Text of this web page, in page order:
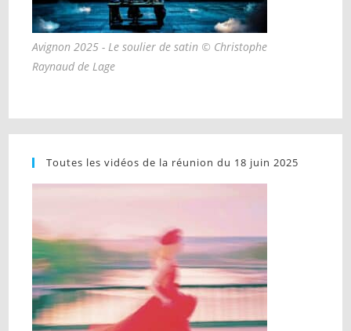
Avignon 2025 - Le soulier de satin © Christophe
Raynaud de Lage
Toutes les vidéos de la réunion du 18 juin 2025